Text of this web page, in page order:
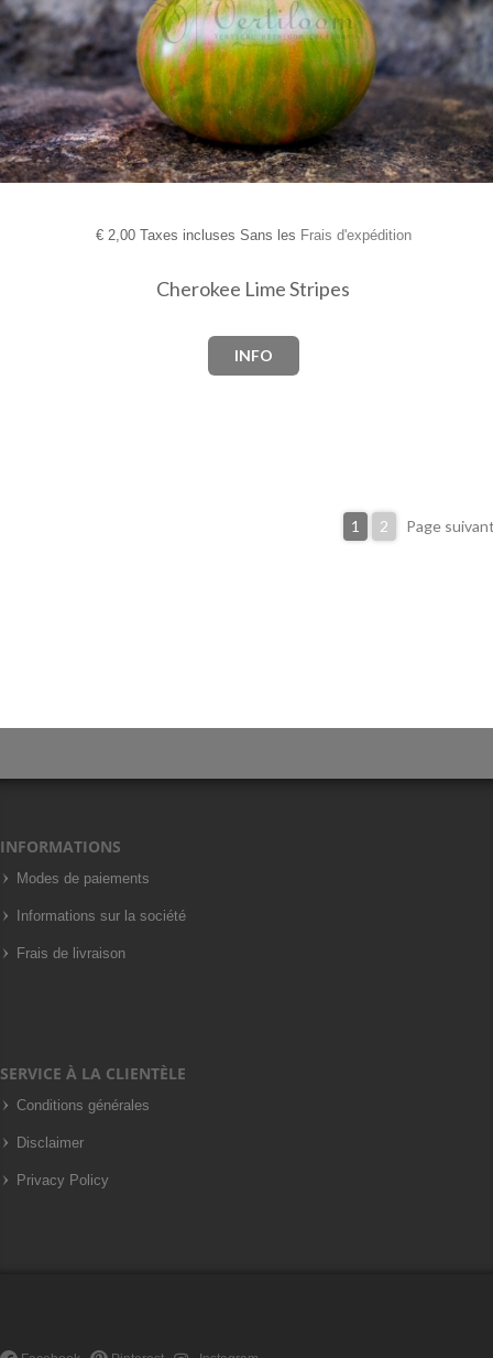
€2,00 Taxes incluses Sans les Frais d'expédition
Cherokee Lime Stripes
INFO
1 2 Page
INFORMATIONS
Modes de paiements
Informations sur la société
Frais de livraison
SERVICE À LA CLIENTÈLE
Conditions générales
Disclaimer
Privacy Policy